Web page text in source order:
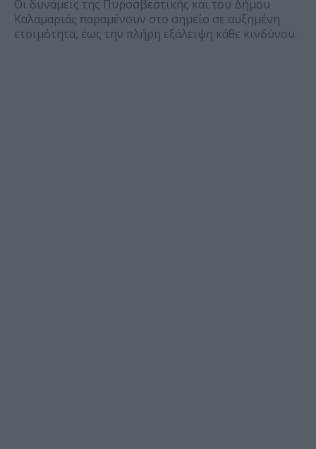
Οι δυνάμεις της Πυροσβεστικής και του Δήμου
Καλαμαριάς παραμένουν στο σημείο σε αυξημένη
ετοιμότητα, έως την πλήρη εξάλειψη κάθε κινδύνου.